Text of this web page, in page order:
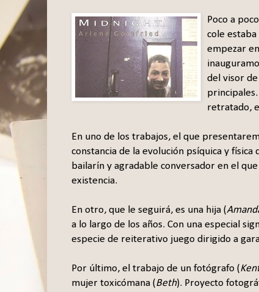
Poco a
cole
empezar
del visor
retratado,
En uno de los trabajos, el que
constancia de la evolución psíquica y física
bailarín y agradable conversador en el
existencia.
En otro, que le seguirá, es una hija (
a lo largo de los años. Con una especial
especie de reiterativo juego dirigido a
Por último, el trabajo de un fotógrafo (
mujer toxicómana (Beth). Proyecto